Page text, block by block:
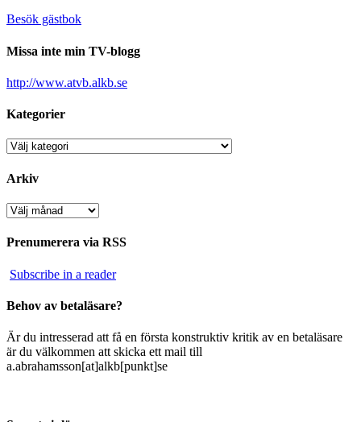
Besök gästbok
Missa inte min TV-blogg
http://www.atvb.alkb.se
Kategorier
Kategorier
Arkiv
Arkiv
Prenumerera via RSS
Subscribe in a reader
Behov av betaläsare?
Är du intresserad att få en första konstruktiv kritik av en betaläsare
är du välkommen att skicka ett mail till
a.abrahamsson[at]alkb[punkt]se